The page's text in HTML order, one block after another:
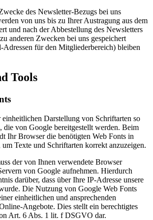
des Newsletter-Bezugs bei uns
von uns bis zu Ihrer Austragung aus dem
und nach der Abbestellung des Newsletters
anderen Zwecken bei uns gespeichert
für den Mitgliederbereich) bleiben
Tools
einheitlichen Darstellung von Schriftarten so
die von Google bereitgestellt werden. Beim
Ihr Browser die benötigten Web Fonts in
Texte und Schriftarten korrekt anzuzeigen.
der von Ihnen verwendete Browser
von Google aufnehmen. Hierdurch
darüber, dass über Ihre IP-Adresse unsere
Die Nutzung von Google Web Fonts
einheitlichen und ansprechenden
Angebote. Dies stellt ein berechtigtes
Art. 6 Abs. 1 lit. f DSGVO dar.